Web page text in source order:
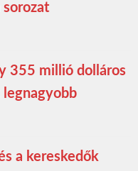
sorozat
355 millió dolláros
a kereskedők